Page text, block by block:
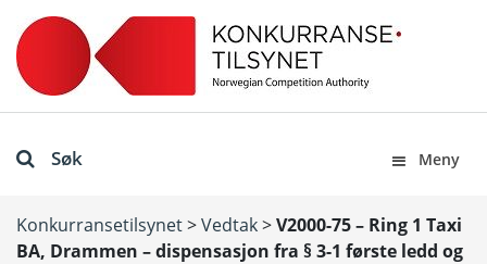
Søk Meny
Konkurransetilsynet>Vedtak>V2000-75 – Ring 1 Taxi
BA, Drammen – dispensasjon fra § 3-1 første ledd og